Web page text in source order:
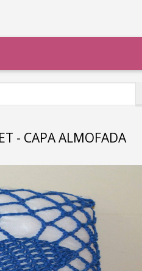
- CAPA ALMOFADA